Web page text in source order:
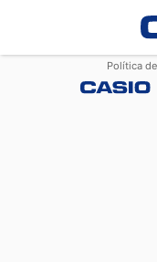
Política